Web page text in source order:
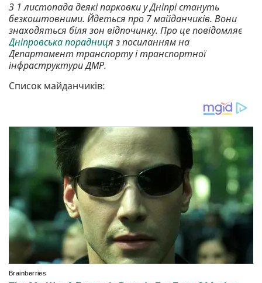
З 1 листопада деякі парковки у Дніпрі стануть
безкоштовними. Йдеться про 7 майданчиків. Вони
знаходяться біля зон відпочинку. Про це повідомляє
Дніпровська порадниця з посиланням на
Департамент транспорту і транспортної
інфраструктури ДМР.
Список майданчиків: